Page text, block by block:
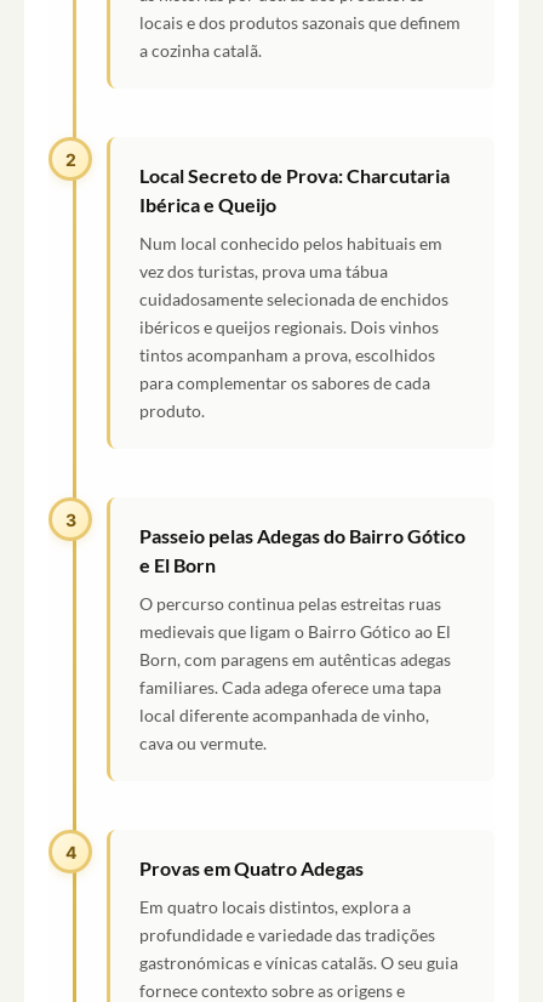
locais e dos produtos sazonais que definem
a cozinha catalã.
2
Local Secreto de Prova: Charcutaria
Ibérica e Queijo
Num local conhecido pelos habituais em
vez dos turistas, prova uma tábua
cuidadosamente selecionada de enchidos
ibéricos e queijos regionais. Dois vinhos
tintos acompanham a prova, escolhidos
para complementar os sabores de cada
produto.
3
Passeio pelas Adegas do Bairro Gótico
e El Born
O percurso continua pelas estreitas ruas
medievais que ligam o Bairro Gótico ao El
Born, com paragens em autênticas adegas
familiares. Cada adega oferece uma tapa
local diferente acompanhada de vinho,
cava ou vermute.
4
Provas em Quatro Adegas
Em quatro locais distintos, explora a
profundidade e variedade das tradições
gastronómicas e vínicas catalãs. O seu guia
fornece contexto sobre as origens e